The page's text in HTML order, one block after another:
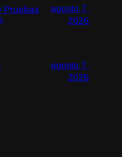
Pruebas
agosto 7,
2026
agosto 7,
2026